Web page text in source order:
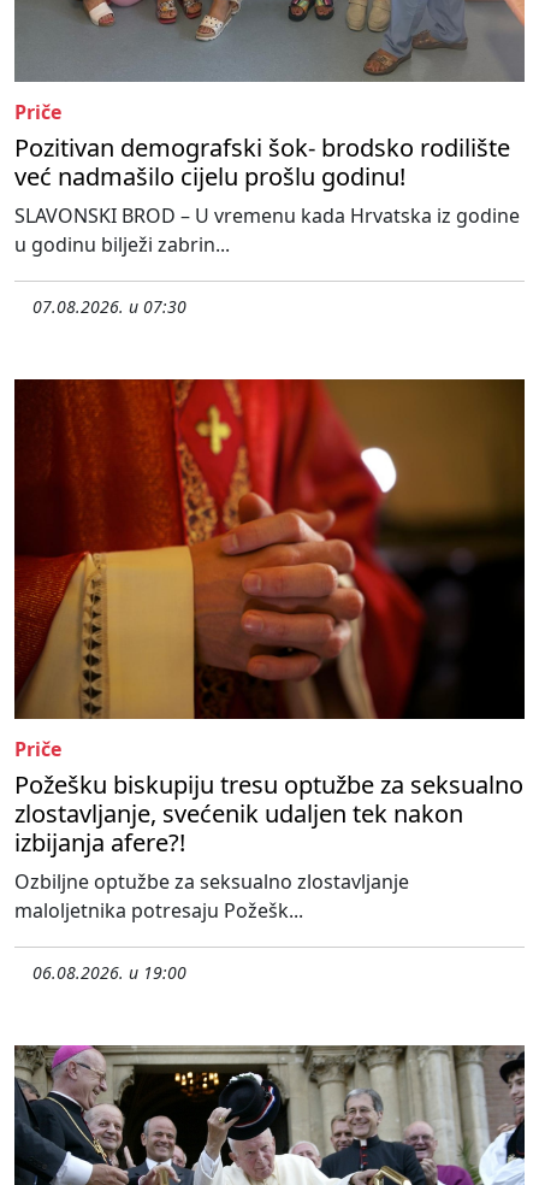
Priče
Pozitivan demografski šok- brodsko rodilište
već nadmašilo cijelu prošlu godinu!
SLAVONSKI BROD – U vremenu kada Hrvatska iz godine
u godinu bilježi zabrin...
07.08.2026. u 07:30
Priče
Požešku biskupiju tresu optužbe za seksualno
zlostavljanje, svećenik udaljen tek nakon
izbijanja afere?!
Ozbiljne optužbe za seksualno zlostavljanje
maloljetnika potresaju Požešk...
06.08.2026. u 19:00